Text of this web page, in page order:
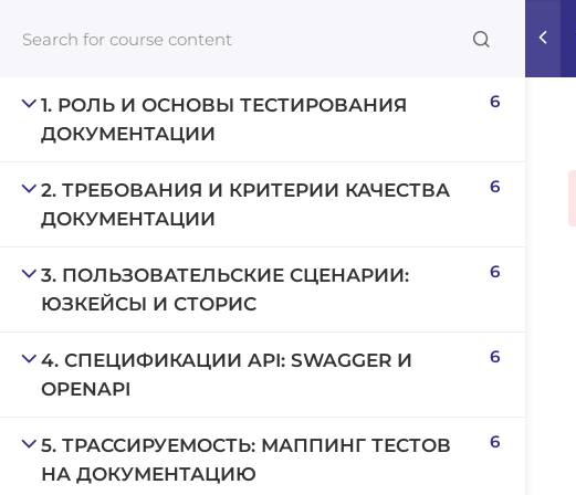
1. РОЛЬ И ОСНОВЫ ТЕСТИРОВАНИЯ
ДОКУМЕНТАЦИИ
6
2. ТРЕБОВАНИЯ И КРИТЕРИИ КАЧЕСТВА
ДОКУМЕНТАЦИИ
6
3. ПОЛЬЗОВАТЕЛЬСКИЕ СЦЕНАРИИ:
ЮЗКЕЙСЫ И СТОРИС
6
4. СПЕЦИФИКАЦИИ API: SWAGGER И
OPENAPI
6
5. ТРАССИРУЕМОСТЬ: МАППИНГ ТЕСТОВ
НА ДОКУМЕНТАЦИЮ
6
using AI to make education affordable
Linkedin
For companies
Career Advisor